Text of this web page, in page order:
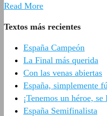
Read More
Textos más recientes
España Campeón
La Final más querida
Con las venas abiertas
España, simplemente
¡Tenemos un héroe,
España Semifinalista